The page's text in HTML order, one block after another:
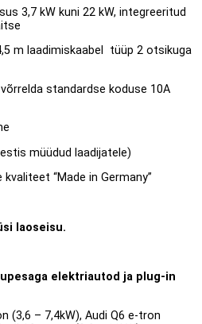
3,7 kW kuni 22 kW, integreeritud
m laadimiskaabel tüüp 2 otsikuga
standardse koduse 10A
müüdud laadijatele)
“Made in Germany”
laoseisu.
elektriautod ja plug-in
(3,6 – 7,4kW), Audi Q6 e-tron